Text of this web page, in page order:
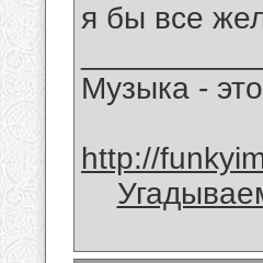
я бы все
Музыка -
http://